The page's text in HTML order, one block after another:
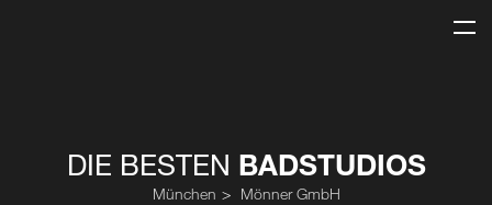
DIE BESTEN BADSTUDIOS
München Mönner GmbH